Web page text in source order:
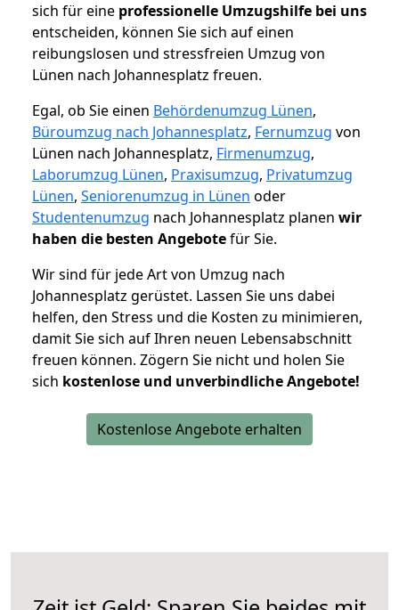
sich für eine professionelle Umzugshilfe bei uns
entscheiden, können Sie sich auf einen
reibungslosen und stressfreien Umzug von
Lünen nach Johannesplatz freuen.
Egal, ob Sie einen Behördenumzug Lünen,
Büroumzug nach Johannesplatz, Fernumzug von
Lünen nach Johannesplatz, Firmenumzug,
Laborumzug Lünen, Praxisumzug, Privatumzug
Lünen, Seniorenumzug in Lünen oder
Studentenumzug nach Johannesplatz planen wir
haben die besten Angebotefür Sie.
Wir sind für jede Art von Umzug nach
Johannesplatz gerüstet. Lassen Sie uns dabei
helfen, den Stress und die Kosten zu minimieren,
damit Sie sich auf Ihren neuen Lebensabschnitt
freuen können. Zögern Sie nicht und holen Sie
sich kostenlose und unverbindliche Angebote!
Kostenlose Angebote erhalten